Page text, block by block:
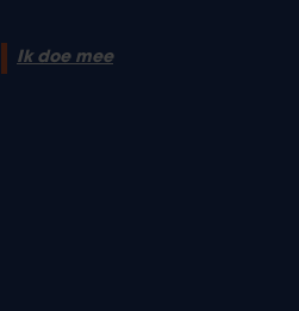
Ik doe mee